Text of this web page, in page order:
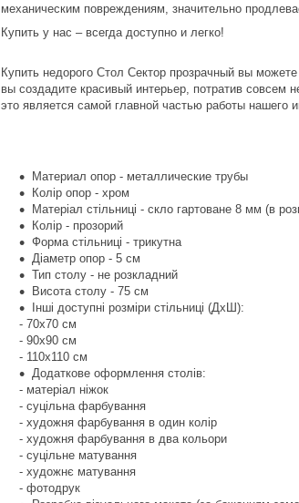
механическим повреждениям, значительно
Купить у нас – всегда доступно и легко!
Купить недорого Стол Сектор прозрачный вы
вы создадите красивый интерьер, потратив совсем
это является самой главной частью работы нашего
Материал опор - металлические трубы
Колір опор - хром
Матеріал стільниці - скло гартоване 8 мм (в
Колір - прозорий
Форма стільниці - трикутна
Діаметр опор - 5 см
Тип столу - не розкладний
Висота столу - 75 см
Інші доступні розміри стільниці (ДхШ):
- 70х70 см
- 90х90 см
- 110х110 см
Додаткове оформлення столів:
- матеріал ніжок
- суцільна фарбування
- художня фарбування в один колір
- художня фарбування в два кольори
- суцільне матування
- художнє матування
- фотодрук